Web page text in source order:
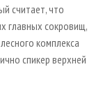
считает, что
главных сокровищ,
комплекса
спикер верхней